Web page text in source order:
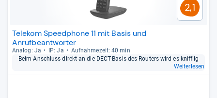
2,1
Telekom Speedphone 11 mit Basis und
Anrufbeantworter
Ana­log: Ja IP: Ja
Auf­nah­me­zeit: 40 min
Beim Anschluss direkt an die DECT-​Basis des Rou­ters wird es kniff­lig
Weiterlesen